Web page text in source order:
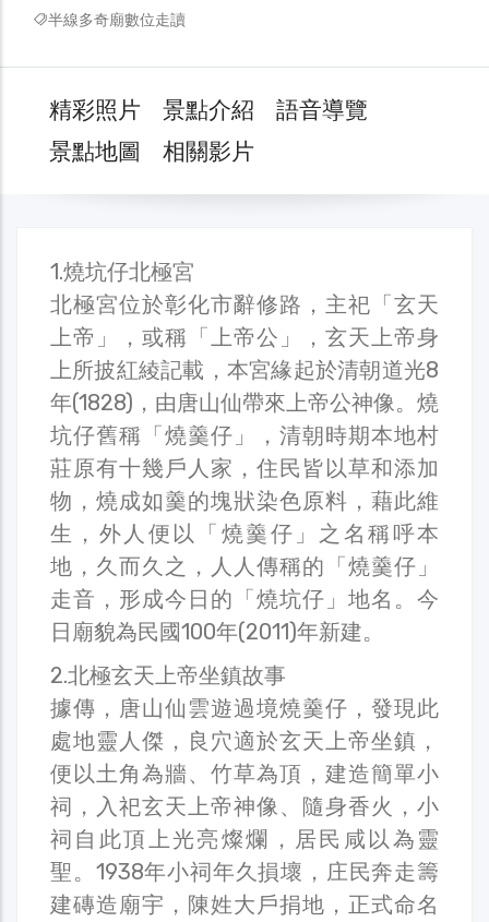
半線多奇廟數位走讀
精彩照片 景點介紹
語音導覽
景點地圖
相關影片
1.燒坑仔北極宮
北極宮位於彰化市辭修路，主祀「玄天
上帝」，或稱「上帝公」，玄天上帝身
上所披紅綾記載，本宮緣起於清朝道光8
年(1828)，由唐山仙帶來上帝公神像。燒
坑仔舊稱「燒羹仔」，清朝時期本地村
莊原有十幾戶人家，住民皆以草和添加
物，燒成如羹的塊狀染色原料，藉此維
生，外人便以「燒羹仔」之名稱呼本
地，久而久之，人人傳稱的「燒羹仔」
走音，形成今日的「燒坑仔」地名。今
日廟貌為民國100年(2011)年新建。
2.北極玄天上帝坐鎮故事
據傳，唐山仙雲遊過境燒羹仔，發現此
處地靈人傑，良穴適於玄天上帝坐鎮，
便以土角為牆、竹草為頂，建造簡單小
祠，入祀玄天上帝神像、隨身香火，小
祠自此頂上光亮燦爛，居民咸以為靈
聖。1938年小祠年久損壞，庄民奔走籌
建磚造廟宇，陳姓大戶捐地，正式命名